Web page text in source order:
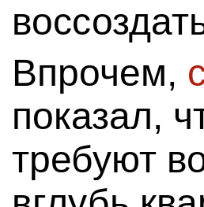
Впрочем,
показал,
требуют